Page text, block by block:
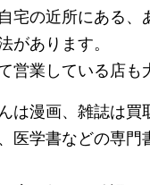
宅の近所にある、
があります。
営業している店も
は漫画、雑誌は買
医学書などの専門